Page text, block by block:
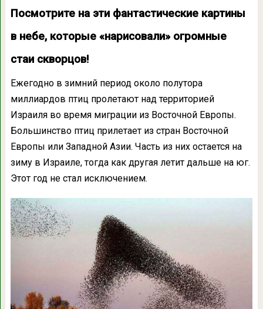
Посмотрите на эти фантастические картины
в небе, которые «нарисовали» огромные
стаи скворцов!
Ежегодно в зимний период около полутора
миллиардов птиц пролетают над территорией
Израиля во время миграции из Восточной Европы.
Большинство птиц прилетает из стран Восточной
Европы или Западной Азии. Часть из них остается на
зиму в Израиле, тогда как другая летит дальше на юг.
Этот год не стал исключением.